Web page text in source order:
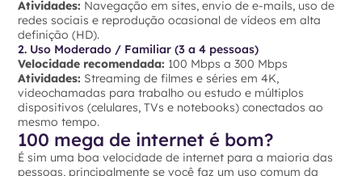
Atividades: Navegação em sites, envio de e-mails, uso de
redes sociais e reprodução ocasional de vídeos em alta
definição (HD).
2. Uso Moderado / Familiar (3 a 4 pessoas)
Velocidade recomendada: 100 Mbps a 300 Mbps
Atividades: Streaming de filmes e séries em 4K,
videochamadas para trabalho ou estudo e múltiplos
dispositivos (celulares, TVs e notebooks) conectados ao
mesmo tempo.
100 mega de internet é bom?
É sim uma boa velocidade de internet para a maioria das
pessoas, principalmente se você faz um uso comum da